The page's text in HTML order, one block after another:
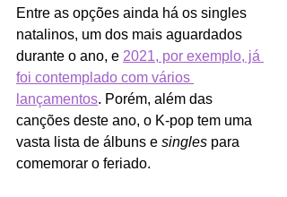
Entre as opções ainda há os singles
natalinos, um dos mais aguardados
durante o ano, e 2021, por exemplo, já
foi contemplado com vários
lançamentos. Porém, além das
canções deste ano, o K-pop tem uma
vasta lista de álbuns e singles para
comemorar o feriado.